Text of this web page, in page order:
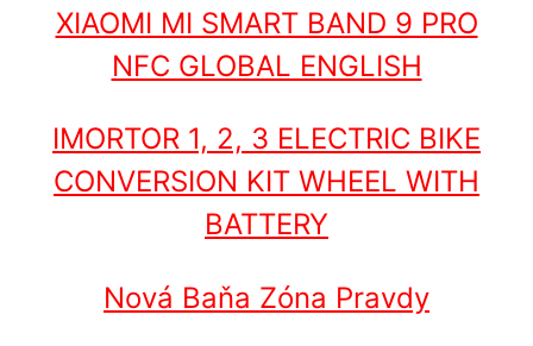
XIAOMI MI SMART BAND 9 PRO
NFC GLOBAL ENGLISH
IMORTOR 1, 2, 3 ELECTRIC BIKE
CONVERSION KIT WHEEL WITH
BATTERY
Nová Baňa Zóna Pravdy